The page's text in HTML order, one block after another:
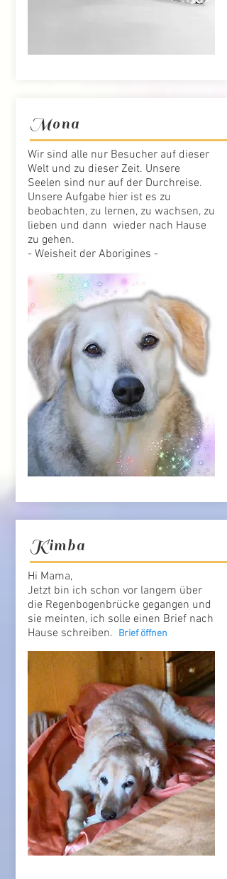
Mona
Wir sind alle nur Besucher auf dieser
Welt und zu dieser Zeit. Unsere
Seelen sind nur auf der Durchreise.
Unsere Aufgabe hier ist es zu
beobachten, zu lernen, zu wachsen, zu
lieben und dann wieder nach Hause
zu gehen.
- Weisheit der Aborigines -
Kimba
Hi Mama,
Jetzt bin ich schon vor langem über
die Regenbogenbrücke gegangen und
sie meinten, ich solle einen Brief nach
Hause schreiben. Brief öffnen